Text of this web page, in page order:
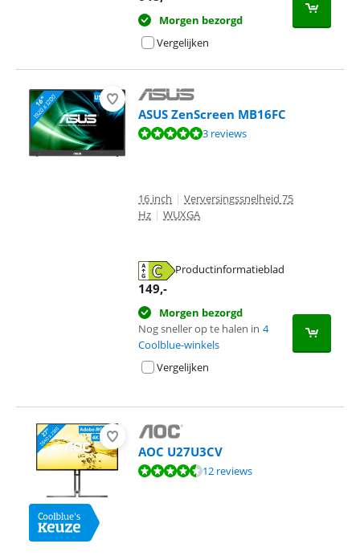
Morgen bezorgd
Vergelijken
ASUS ZenScreen MB16FC
Beoordeling is 9,7 van de 10, gebaseerd op 3 reviews.
3 reviews
16 inch | Verversingssnelheid 75
Hz | WUXGA
Productinformatieblad
149,-
Morgen bezorgd
Nog sneller op te halen in 4
Coolblue-winkels
Vergelijken
AOC U27U3CV
Beoordeling is 8,9 van de 10, gebaseerd op 12 reviews.
12 reviews